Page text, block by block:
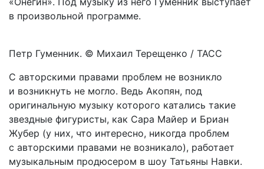
в произвольной программе.
Петр Гуменник. © Михаил Терещенко / ТАСС
С авторскими правами проблем не возникло
и возникнуть не могло. Ведь Акопян, под
оригинальную музыку которого катались такие
звездные фигуристы, как Сара Майер и Бриан
Жубер (у них, что интересно, никогда проблем
с авторскими правами не возникало), работает
музыкальным продюсером в шоу Татьяны Навки.